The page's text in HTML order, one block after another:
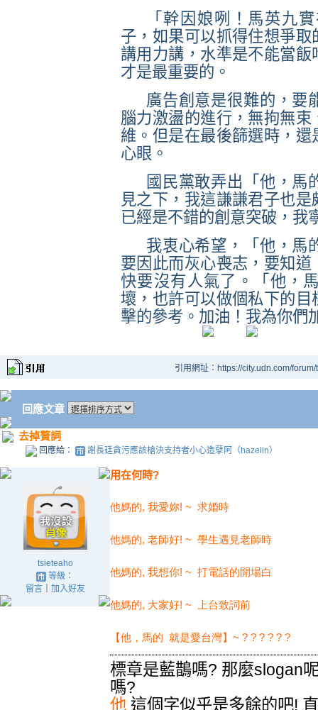
「幹因娘咧！馬英九
子，如果可以抓得住想爭
講用力講，水準是不能當
才是最重要的。
廣告創意是很難的，要
腦力激盪的進行，無拘無
維。但是在最後篩選時，
心眼。
國民黨敢弄出「他，馬
見之下，我這謙謙君子也
已經是不錯的創意突破，我
我衷心希望，「他，馬
要因此而灰心喪志，要知
快要沒有人氣了。「他，
壞，也許可以做個私下的
擊的參考。加油！我為你們
引用網址：https://city.udn.com/
回應文章
去掉贅詞
回應給： 謝長廷貪污應該槍決支持者小心造孽阿（hazelin）
tsieteaho
等級：
留言｜ 加入好友
用在何時?
他媽的, 我愛妳! ~ 求婚時
他媽的, 老師好! ~ 學生遇見老師時
他媽的, 我想你! ~ 打電話的開場白
他媽的, 大家好! ~ 上台致詞前
【他，馬的 就是愛台灣】~ ? ? ? ? ? ?
標章是藍鵲嗎? 那麼slogan
嗎?
他 這個字似乎是多餘的吧!